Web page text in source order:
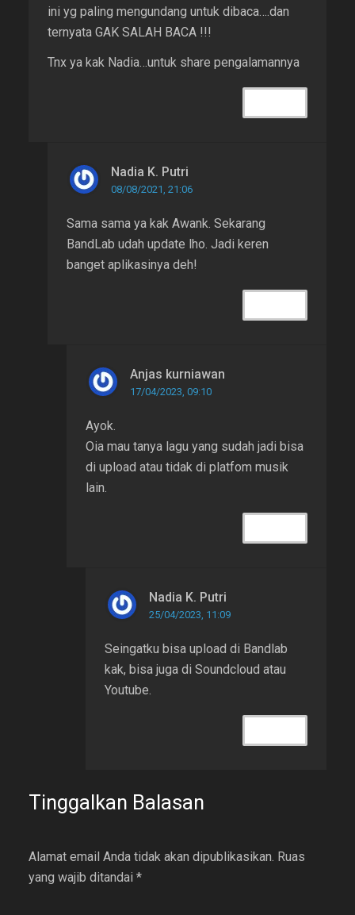
ini yg paling mengundang untuk dibaca….dan
ternyata GAK SALAH BACA !!!
Tnx ya kak Nadia…untuk share pengalamannya
Nadia K. Putri
08/08/2021, 21:06
Sama sama ya kak Awank. Sekarang
BandLab udah update lho. Jadi keren
banget aplikasinya deh!
Anjas kurniawan
17/04/2023, 09:10
Ayok.
Oia mau tanya lagu yang sudah jadi bisa
di upload atau tidak di platfom musik
lain.
Nadia K. Putri
25/04/2023, 11:09
Seingatku bisa upload di Bandlab
kak, bisa juga di Soundcloud atau
Youtube.
Tinggalkan Balasan
Alamat email Anda tidak akan dipublikasikan. Ruas
yang wajib ditandai *